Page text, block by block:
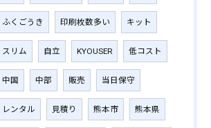
ふくごうき 印刷枚数多い キット
スリム 自立 KYOUSER 低コスト
中国 中部 販売 当日保守
レンタル 見積り 熊本市 熊本県